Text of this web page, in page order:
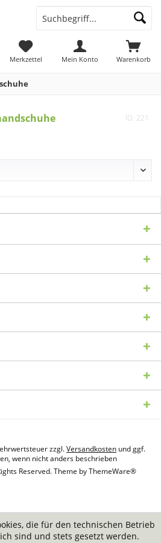
Warenkorb
Merkzettel Mein Konto
ID: 221
zzgl.Versandkosten und ggf.
wenn nicht anders beschrieben
Reserved. Theme byThemeWare®
die für den technischen Betrieb
sind und stets gesetzt werden.